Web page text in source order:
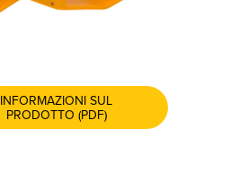
INFORMAZIONI SUL
PRODOTTO (PDF)